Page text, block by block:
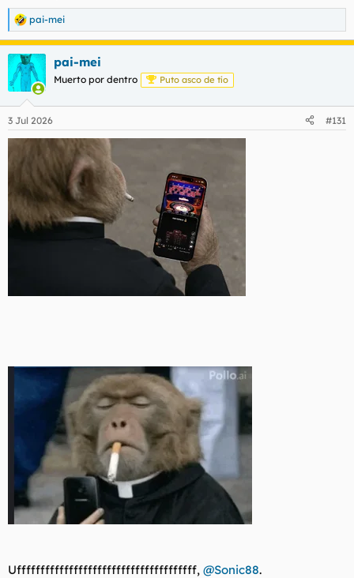
R
e
a
c
c
i
e
s
pai-mei
pai-mei
Muerto por dentro Puto asco de tío
3 Jul 2026 #131
Uffffffffffffffffffffffffffffffffffffff, @Sonic88.